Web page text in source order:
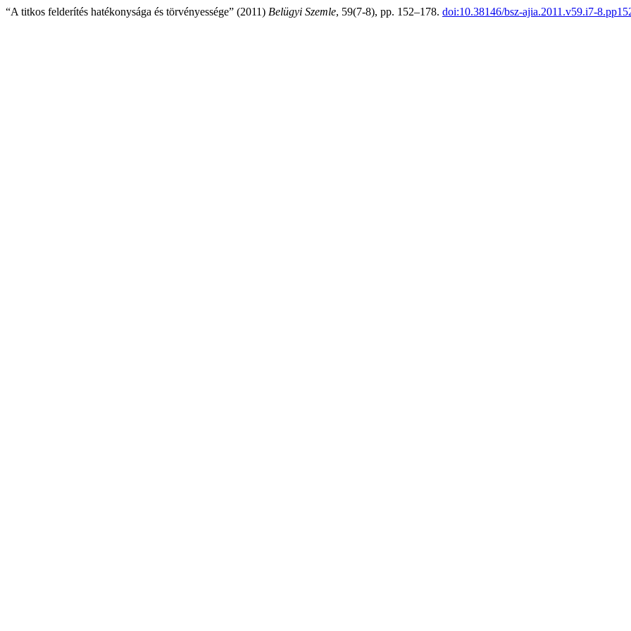
“A titkos felderítés hatékonysága és törvényessége” (2011) Belügyi Szemle, 59(7-8), pp. 152–178. doi:10.38146/bsz-ajia.2011.v59.i7-